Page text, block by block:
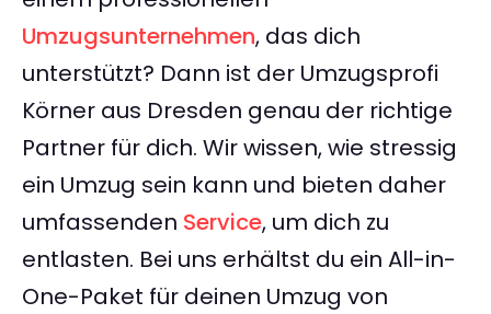
Umzugsunternehmen, das dich
unterstützt? Dann ist der Umzugsprofi
Körner aus Dresden genau der richtige
Partner für dich. Wir wissen, wie stressig
ein Umzug sein kann und bieten daher
umfassenden Service, um dich zu
entlasten. Bei uns erhältst du ein All-in-
One-Paket für deinen Umzug von